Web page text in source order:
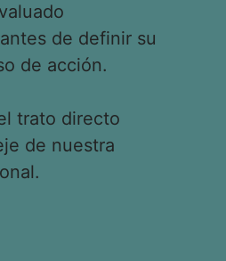
de definir su
de acción.
trato directo
de nuestra